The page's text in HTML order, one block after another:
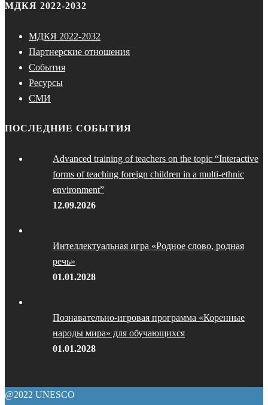
МДКЯ 2022-2032
МДКЯ 2022-2032
Партнерские отношения
События
Ресурсы
СМИ
ПОСЛЕДНИЕ СОБЫТИЯ
Advanced training of teachers on the topic “Interactive
forms of teaching foreign children in a multi-ethnic
environment”
12.09.2026
Интеллектуальная игра «Родное слово, родная
речь»
01.01.2028
Познавательно-игровая программа «Коренные
народы мира» для обучающихся
01.01.2028
@2022 UNESCO